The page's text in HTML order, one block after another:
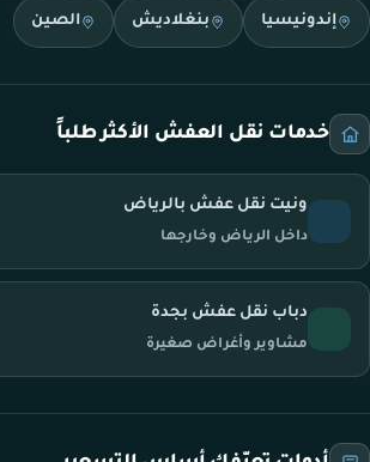
إندونيسيا بنغلاديش الصين
خدمات نقل العفش الأكثر طلباً
ونيت نقل عفش بالرياض
داخل الرياض وخارجها
دباب نقل عفش بجدة
مشاوير وأغراض صغيرة